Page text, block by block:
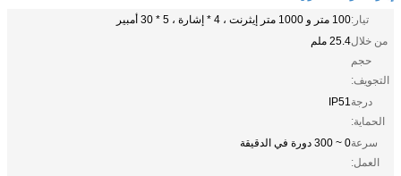
تيار:100 متر و 1000 متر إيثرنت ، 4 * إشارة ، 5 * 30 أمبير
من خلال
حجم
التجويف:
25.4 ملم
درجة
الحماية:
IP51
سرعة
العمل:
0 ~ 300 دورة في الدقيقة